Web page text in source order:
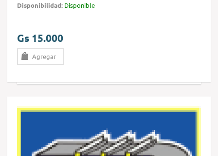
Disponibilidad: Disponible
Gs 15.000
Agregar